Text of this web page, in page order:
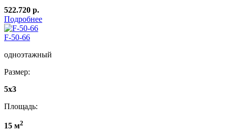
522.720 р.
Подробнее
F-50-66
одноэтажный
Размер:
5x3
Площадь:
15 м2